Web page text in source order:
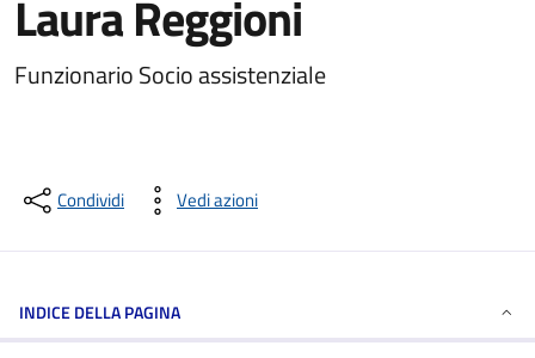
Laura Reggioni
Funzionario Socio assistenziale
Condividi Vedi azioni
INDICE DELLA PAGINA